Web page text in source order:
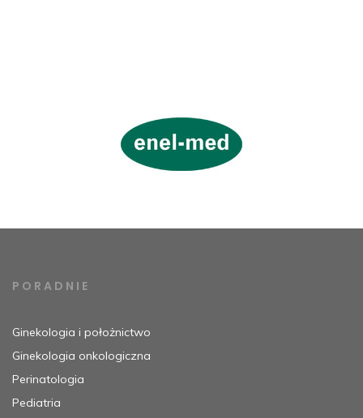
PORADNIE
Ginekologia i położnictwo
Ginekologia onkologiczna
Perinatologia
Pediatria